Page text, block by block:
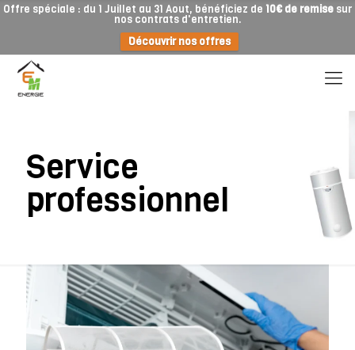
Offre spéciale : du 1 Juillet au 31 Aout, bénéficiez de 10€ de remise sur
nos contrats d'entretien.
Découvrir nos offres
Service
professionnel